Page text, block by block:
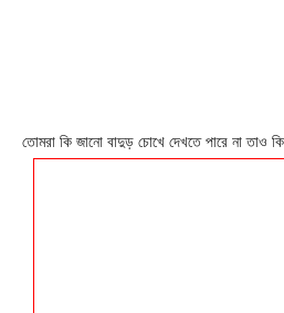
তোমরা কি জানো বাদুড় চোখে দেখতে পারে না তাও